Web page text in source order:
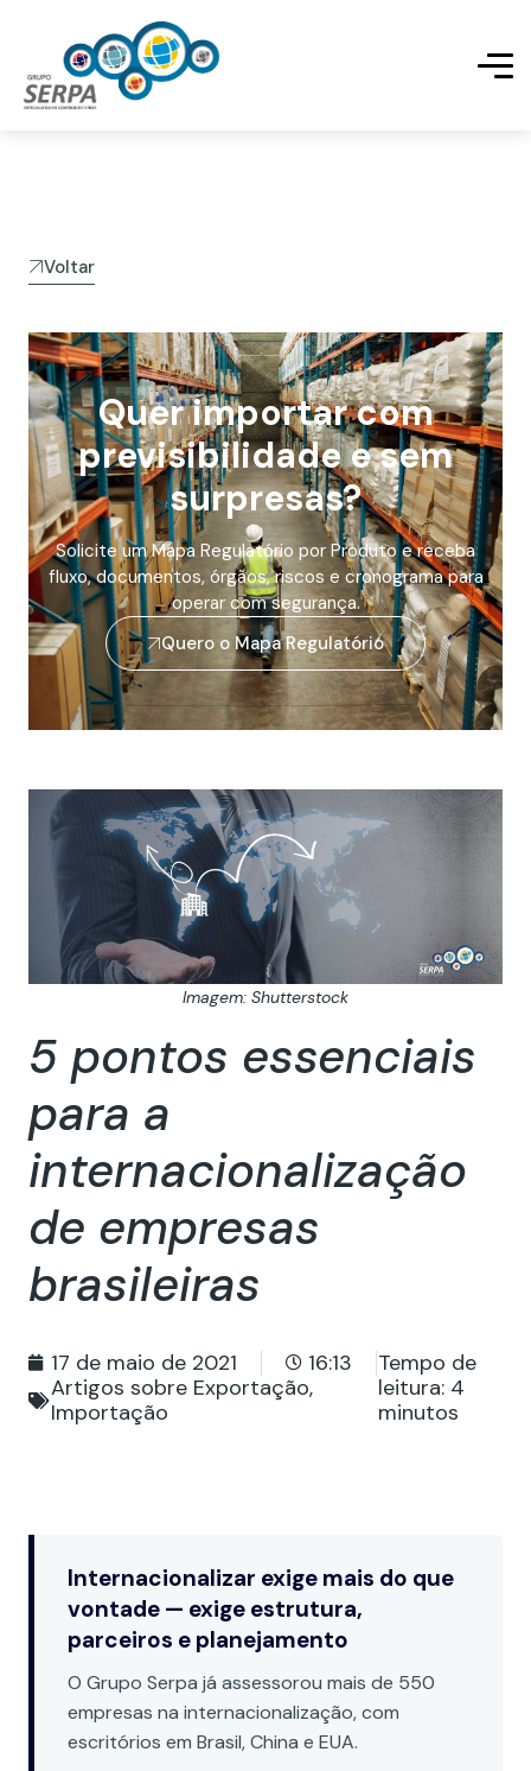
Voltar
Solicite um Mapa Regulatório por Produto e receba
fluxo, documentos, órgãos, riscos e cronograma para
operar com segurança.
Quer importar com
previsibilidade e sem
surpresas?
Quero o Mapa Regulatório
Imagem: Shutterstock
5 pontos essenciais
para a
internacionalização
de empresas
brasileiras
17 de maio de 2021
16:13
Artigos sobre Exportação,
Importação
Tempo de
leitura: 4
minutos
Internacionalizar exige mais do que
vontade — exige estrutura,
parceiros e planejamento
O Grupo Serpa já assessorou mais de 550
empresas na internacionalização, com
escritórios em Brasil, China e EUA.